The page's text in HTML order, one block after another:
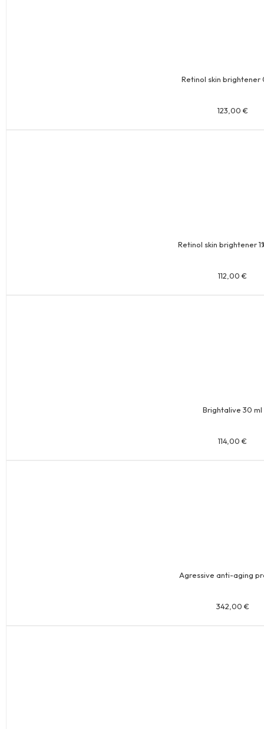
Retinol skin brightener
123,00 €
Retinol skin brightener
112,00 €
Brightalive 30 ml
114,00 €
Agressive anti-aging
342,00 €